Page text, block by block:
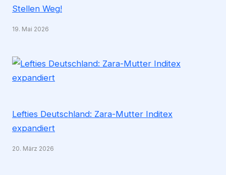
Stellen Weg!
19. Mai 2026
Lefties Deutschland: Zara-Mutter Inditex
expandiert
20. März 2026